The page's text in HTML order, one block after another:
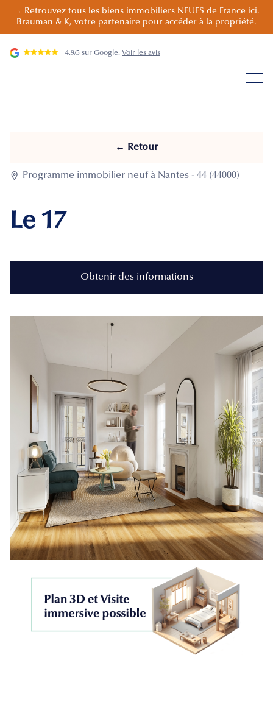
→ Retrouvez tous les biens immobiliers NEUFS de France ici.
Brauman & K, votre partenaire pour accéder à la propriété.
4.9/5 sur Google. Voir les avis
← Retour
 Programme immobilier neuf à Nantes - 44 (44000)
Le 17
Obtenir des informations